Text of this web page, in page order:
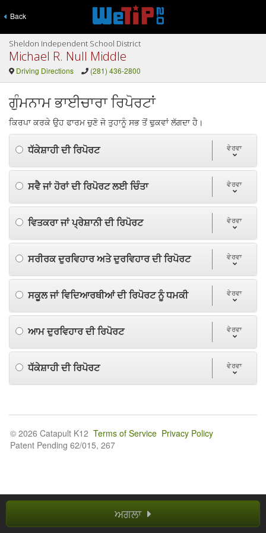
Back
Sheldon Independent School District
Michael R. Null Middle
Driving Directions (281) 436-2800
ਗੁੰਮਨਾਮ ਭਾਈਚਾਰਾ ਰਿਪੋਰਟਾਂ
ਕਿਰਪਾ ਕਰਕੇ ਉਹ ਫਾਰਮ ਚੁਣੋ ਜੋ ਤੁਹਾਨੂੰ ਸਭ ਤੋਂ ਢੁਕਵਾਂ ਲੱਗਦਾ ਹੈ।
ਧੱਕੇਸ਼ਾਹੀ ਦੀ ਰਿਪੋਰਟ ਵੇਰਵਾ
ਸਵੈ ਜਾਂ ਹੋਰਾਂ ਦੀ ਰਿਪੋਰਟ ਲਈ ਚਿੰਤਾ ਵੇਰਵਾ
ਵਿਤਕਰਾ ਜਾਂ ਪ੍ਰੇਸ਼ਾਨੀ ਦੀ ਰਿਪੋਰਟ ਵੇਰਵਾ
ਸਰੀਰਕ ਦੁਰਵਿਹਾਰ ਅਤੇ ਦੁਰਵਿਹਾਰ ਦੀ ਰਿਪੋਰਟ ਵੇਰਵਾ
ਸਕੂਲ ਜਾਂ ਵਿਦਿਆਰਥੀਆਂ ਦੀ ਰਿਪੋਰਟ ਨੂੰ ਧਮਕੀ ਵੇਰਵਾ
ਆਮ ਦੁਰਵਿਹਾਰ ਦੀ ਰਿਪੋਰਟ ਵੇਰਵਾ
ਧੱਕੇਸ਼ਾਹੀ ਦੀ ਰਿਪੋਰਟ ਵੇਰਵਾ
ਅਗਲਾ
© 2026 Catapult K12 Terms of Service Privacy Policy
Patent Pending 62/015, 267